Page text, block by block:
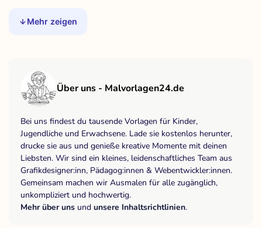
Mehr zeigen
Über uns - Malvorlagen24.de
Bei uns findest du tausende Vorlagen für Kinder,
Jugendliche und Erwachsene. Lade sie kostenlos herunter,
drucke sie aus und genieße kreative Momente mit deinen
Liebsten. Wir sind ein kleines, leidenschaftliches Team aus
Grafikdesigner:inn, Pädagog:innen & Webentwickler:innen.
Gemeinsam machen wir Ausmalen für alle zugänglich,
unkompliziert und hochwertig.
Mehr über uns und unsere Inhaltsrichtlinien.